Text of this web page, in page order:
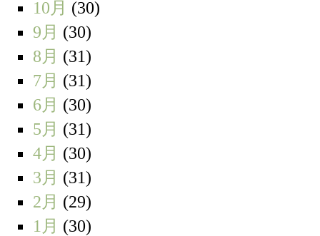
10月 (30)
9月 (30)
8月 (31)
7月 (31)
6月 (30)
5月 (31)
4月 (30)
3月 (31)
2月 (29)
1月 (30)